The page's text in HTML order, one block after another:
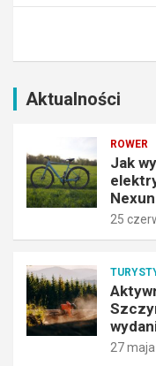
Aktualności
ROWER
Jak
25
27
a
z
o
w
a
o
w
y
b
a
B
s
d
y
w
n
j
e
p
s
z